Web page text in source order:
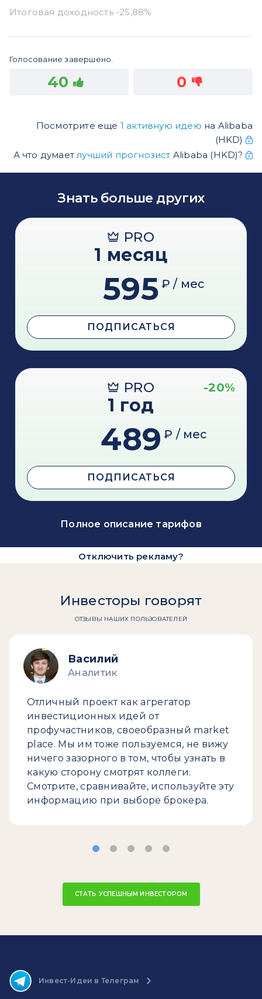
Голосование завершено.
40 0
Посмотрите еще 1 активную идею на Alibaba
(HKD)
А что думает лучший прогнозист Alibaba (HKD)?
Знать больше других
PRO
1 месяц
595 ₽ / мес
ПОДПИСАТЬСЯ
PRO -20%
1 год
489 ₽ / мес
ПОДПИСАТЬСЯ
Полное описание тарифов
Отключить рекламу?
Инвесторы говорят
ОТЗЫВЫ НАШИХ ПОЛЬЗОВАТЕЛЕЙ
Василий
Аналитик
Отличный проект как агрегатор
инвестиционных идей от
профучастников, своеобразный market
place. Мы им тоже пользуемся, не вижу
ничего зазорного в том, чтобы узнать в
какую сторону смотрят коллеги.
Смотрите, сравнивайте, используйте эту
информацию при выборе брокера.
СТАТЬ УСПЕШНЫМ ИНВЕСТОРОМ
Инвест-Идеи в Телеграм